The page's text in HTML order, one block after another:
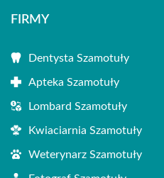
FIRMY
Dentysta Szamotuły
Apteka Szamotuły
Lombard Szamotuły
Kwiaciarnia Szamotuły
Weterynarz Szamotuły